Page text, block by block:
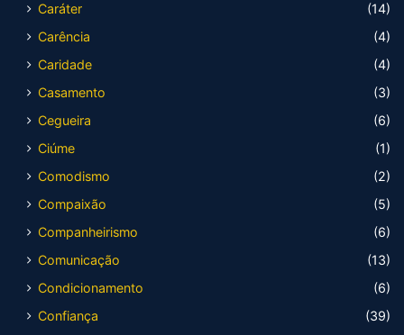
Caráter
(14)
Carência
(4)
Caridade
(4)
Casamento
(3)
Cegueira
(6)
Ciúme
(1)
Comodismo
(2)
Compaixão
(5)
Companheirismo
(6)
Comunicação
(13)
Condicionamento
(6)
Confiança
(39)